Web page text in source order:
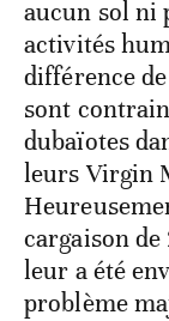
aucun sol ni
activités
différence
sont
dubaïotes
leurs Virgin
cargaison
leur a été
problème